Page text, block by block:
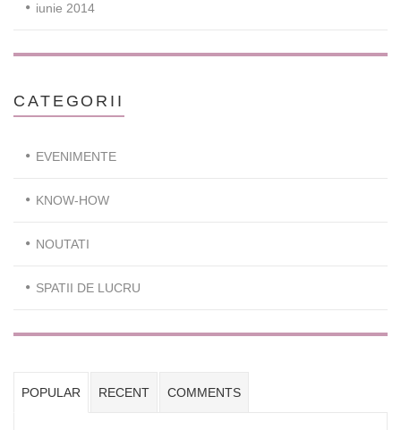
iunie 2014
CATEGORII
EVENIMENTE
KNOW-HOW
NOUTATI
SPATII DE LUCRU
POPULAR RECENT COMMENTS